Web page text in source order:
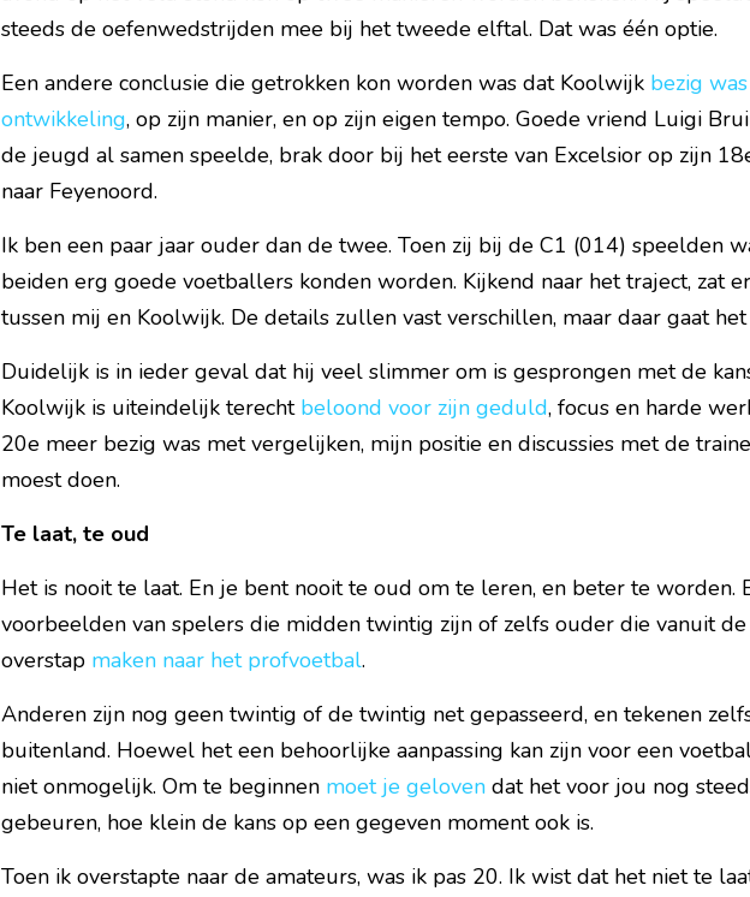
steeds de oefenwedstrijden mee bij het tweede elftal. Dat was één optie.
Een andere conclusie die getrokken kon worden was dat Koolwijk bezig
ontwikkeling, op zijn manier, en op zijn eigen tempo. Goede vriend Luigi
de jeugd al samen speelde, brak door bij het eerste van Excelsior op zijn
naar Feyenoord.
Ik ben een paar jaar ouder dan de twee. Toen zij bij de C1 (014) speelden
beiden erg goede voetballers konden worden. Kijkend naar het traject, zat
tussen mij en Koolwijk. De details zullen vast verschillen, maar daar gaat
Duidelijk is in ieder geval dat hij veel slimmer om is gesprongen met de
Koolwijk is uiteindelijk terecht beloond voor zijn geduld, focus en harde
20e meer bezig was met vergelijken, mijn positie en discussies met de
moest doen.
Te laat, te oud
Het is nooit te laat. En je bent nooit te oud om te leren, en beter te worden.
voorbeelden van spelers die midden twintig zijn of zelfs ouder die vanuit
overstap maken naar het profvoetbal.
Anderen zijn nog geen twintig of de twintig net gepasseerd, en tekenen
buitenland. Hoewel het een behoorlijke aanpassing kan zijn voor een
niet onmogelijk. Om te beginnen moet je geloven dat het voor jou nog
gebeuren, hoe klein de kans op een gegeven moment ook is.
Toen ik overstapte naar de amateurs, was ik pas 20. Ik wist dat het niet te